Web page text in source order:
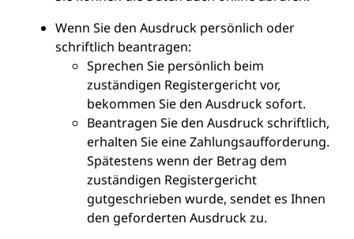
Wenn Sie den Ausdruck persönlich oder
schriftlich beantragen:
Sprechen Sie persönlich beim
zuständigen Registergericht vor,
bekommen Sie den Ausdruck sofort.
Beantragen Sie den Ausdruck schriftlich,
erhalten Sie eine Zahlungsaufforderung.
Spätestens wenn der Betrag dem
zuständigen Registergericht
gutgeschrieben wurde, sendet es Ihnen
den geforderten Ausdruck zu.